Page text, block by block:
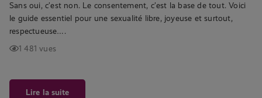
Sans oui, c’est non. Le consentement, c’est la base de tout. Voici
le guide essentiel pour une sexualité libre, joyeuse et surtout,
respectueuse….
1 481 vues
Lire la suite